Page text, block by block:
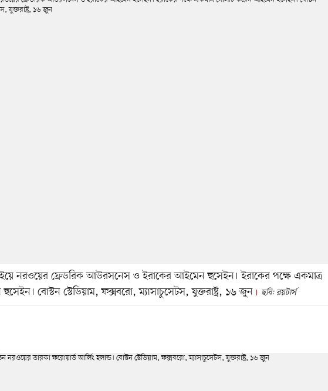
নরওয়ের ফ্রেডরিক আউরসনেস ও ইরাকের আইমেন হুসেইন। ইরাকের পক্ষে একমাত্র
বোস্টন স্টেডিয়াম, ফক্সবরো, ম্যাসাচুসেটস, যুক্তরাষ্ট্র, ১৬ জুন
ছবি: রয়টার্স